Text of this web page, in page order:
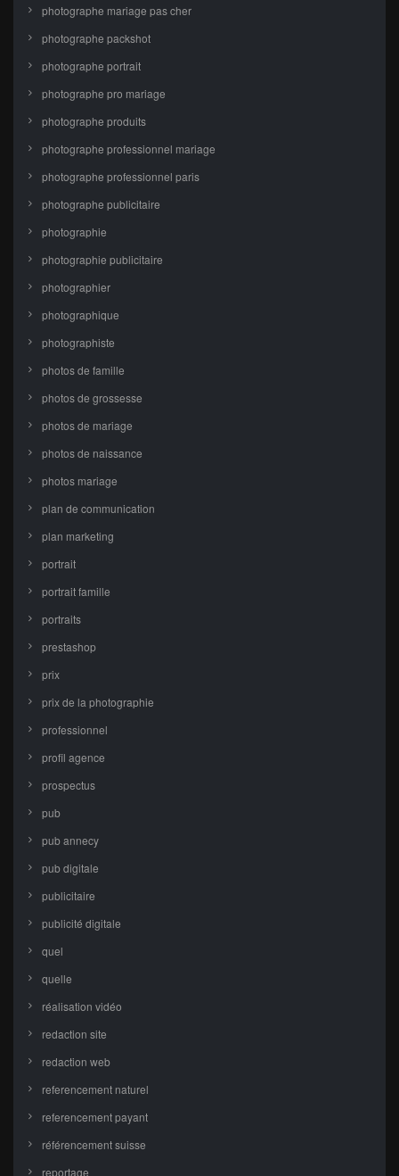
photographe mariage pas cher
photographe packshot
photographe portrait
photographe pro mariage
photographe produits
photographe professionnel mariage
photographe professionnel paris
photographe publicitaire
photographie
photographie publicitaire
photographier
photographique
photographiste
photos de famille
photos de grossesse
photos de mariage
photos de naissance
photos mariage
plan de communication
plan marketing
portrait
portrait famille
portraits
prestashop
prix
prix de la photographie
professionnel
profil agence
prospectus
pub
pub annecy
pub digitale
publicitaire
publicité digitale
quel
quelle
réalisation vidéo
redaction site
redaction web
referencement naturel
referencement payant
référencement suisse
reportage